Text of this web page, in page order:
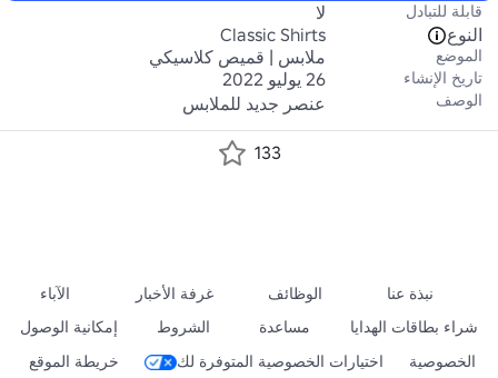
قابلة للتبادل
لا
النوع
Classic Shirts
الموضع ملابس | قميص كلاسيكي
تاريخ الإنشاء 26 يوليو 2022
الوصف عنصر جديد للملابس
133
نبذة عنا الوظائف غرفة الأخبار
الآباء
شراء بطاقات الهدايا
مساعدة الشروط
إمكانية الوصول
الخصوصية
اختيارات الخصوصية المتوفرة لك خريطة الموقع